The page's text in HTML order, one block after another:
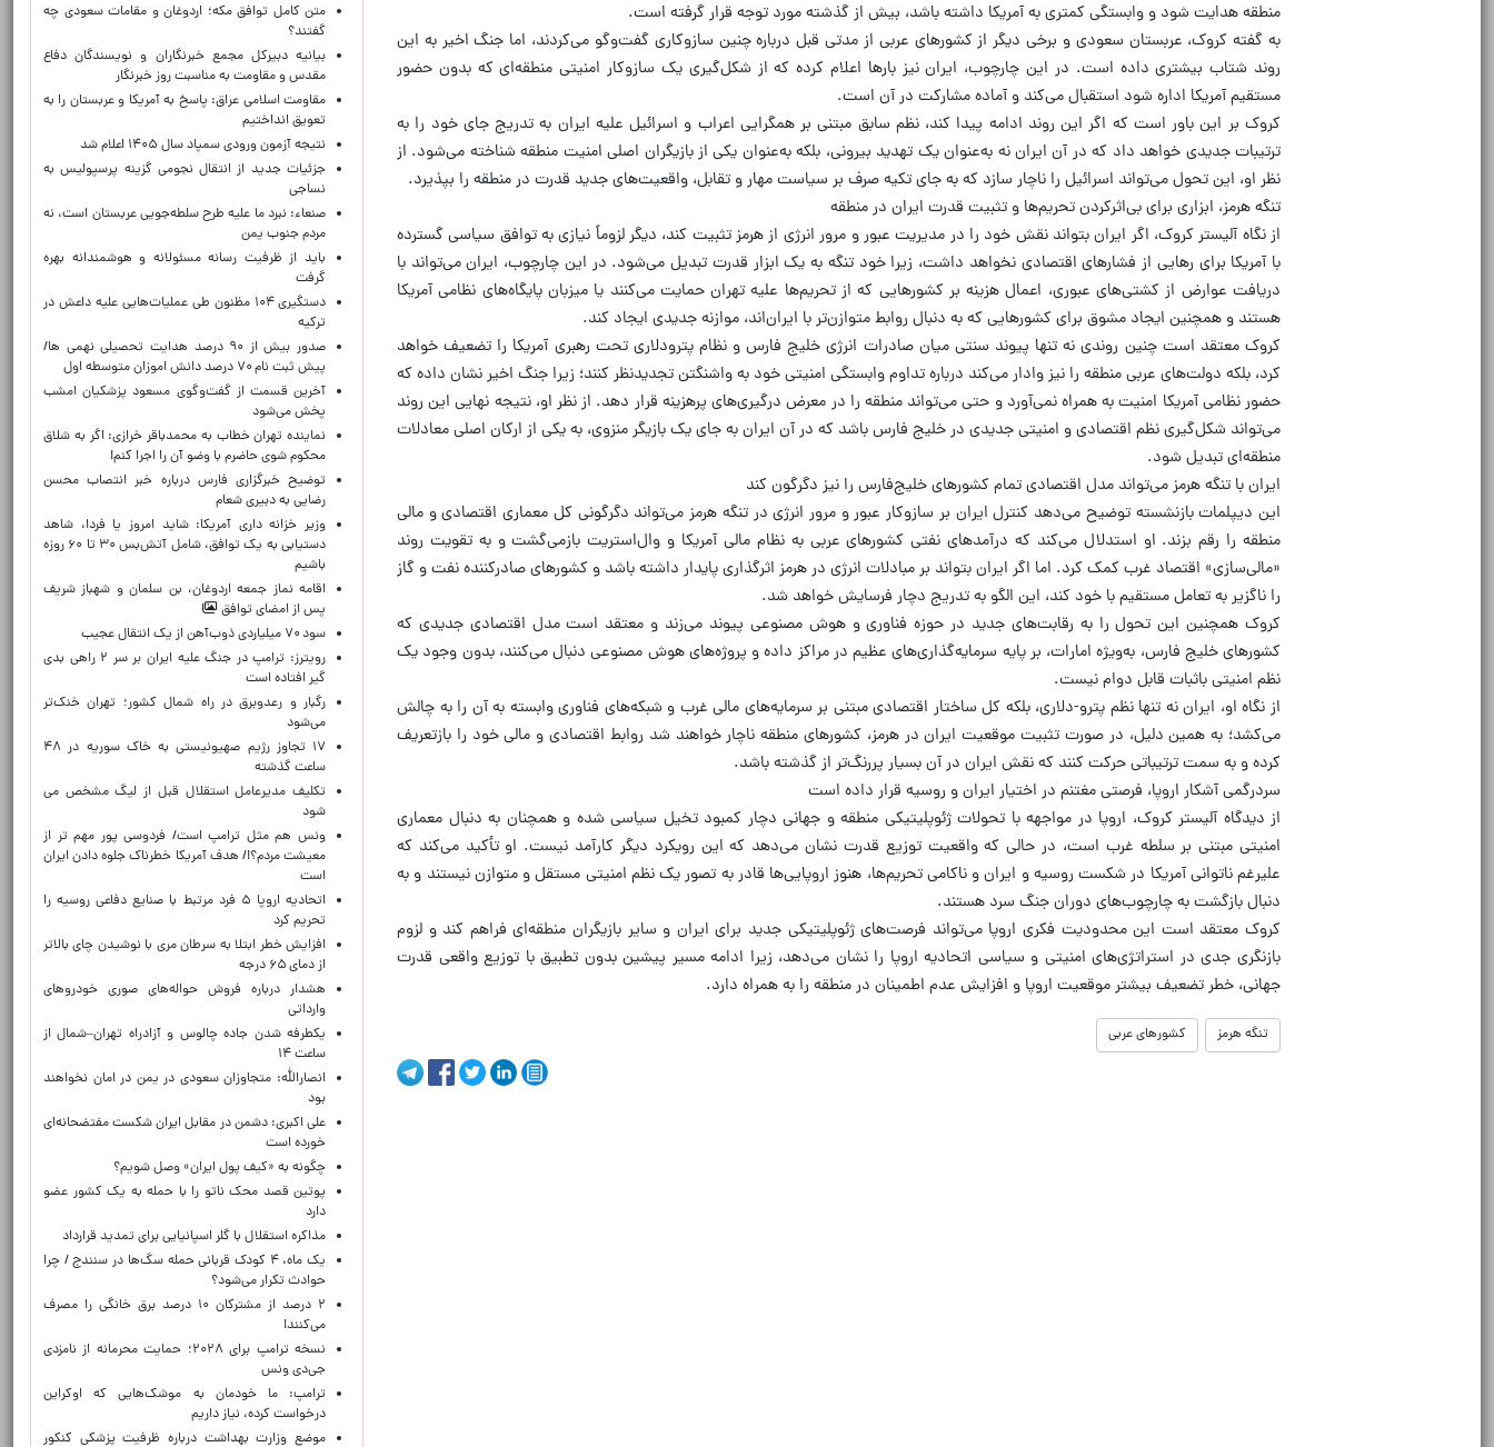
منطقه هدایت شود و وابستگی کمتری به آمریکا داشته باشد، بیش از گذشته مورد توجه قرار گرفته است.
به گفته کروک، عربستان سعودی و برخی دیگر از کشورهای عربی از مدتی قبل درباره چنین سازوکاری گفت‌وگو می‌کردند، اما جنگ اخیر به این
روند شتاب بیشتری داده است. در این چارچوب، ایران نیز بارها اعلام کرده که از شکل‌گیری یک سازوکار امنیتی منطقه‌ای که بدون حضور
مستقیم آمریکا اداره شود استقبال می‌کند و آماده مشارکت در آن است.
کروک بر این باور است که اگر این روند ادامه پیدا کند، نظم سابق مبتنی بر همگرایی اعراب و اسرائیل علیه ایران به تدریج جای خود را به
ترتیبات جدیدی خواهد داد که در آن ایران نه به‌عنوان یک تهدید بیرونی، بلکه به‌عنوان یکی از بازیگران اصلی امنیت منطقه شناخته می‌شود. از
نظر او، این تحول می‌تواند اسرائیل را ناچار سازد که به جای تکیه صرف بر سیاست مهار و تقابل، واقعیت‌های جدید قدرت در منطقه را بپذیرد.
تنگه هرمز، ابزاری برای بی‌اثرکردن تحریم‌ها و تثبیت قدرت ایران در منطقه
از نگاه آلیستر کروک، اگر ایران بتواند نقش خود را در مدیریت عبور و مرور انرژی از هرمز تثبیت کند، دیگر لزوماً نیازی به توافق سیاسی گسترده
با آمریکا برای رهایی از فشارهای اقتصادی نخواهد داشت، زیرا خود تنگه به یک ابزار قدرت تبدیل می‌شود. در این چارچوب، ایران می‌تواند با
دریافت عوارض از کشتی‌های عبوری، اعمال هزینه بر کشورهایی که از تحریم‌ها علیه تهران حمایت می‌کنند یا میزبان پایگاه‌های نظامی آمریکا
هستند و همچنین ایجاد مشوق برای کشورهایی که به دنبال روابط متوازن‌تر با ایران‌اند، موازنه جدیدی ایجاد کند.
کروک معتقد است چنین روندی نه تنها پیوند سنتی میان صادرات انرژی خلیج فارس و نظام پترودلاری تحت رهبری آمریکا را تضعیف خواهد
کرد، بلکه دولت‌های عربی منطقه را نیز وادار می‌کند درباره تداوم وابستگی امنیتی خود به واشنگتن تجدیدنظر کنند؛ زیرا جنگ اخیر نشان داده که
حضور نظامی آمریکا امنیت به همراه نمی‌آورد و حتی می‌تواند منطقه را در معرض درگیری‌های پرهزینه قرار دهد. از نظر او، نتیجه نهایی این روند
می‌تواند شکل‌گیری نظم اقتصادی و امنیتی جدیدی در خلیج فارس باشد که در آن ایران به جای یک بازیگر منزوی، به یکی از ارکان اصلی معادلات
منطقه‌ای تبدیل شود.
ایران با تنگه هرمز می‌تواند مدل اقتصادی تمام کشورهای خلیج‌فارس را نیز دگرگون کند
این دیپلمات بازنشسته توضیح می‌دهد کنترل ایران بر سازوکار عبور و مرور انرژی در تنگه هرمز می‌تواند دگرگونی کل معماری اقتصادی و مالی
منطقه را رقم بزند. او استدلال می‌کند که درآمدهای نفتی کشورهای عربی به نظام مالی آمریکا و وال‌استریت بازمی‌گشت و به تقویت روند
«مالی‌سازی» اقتصاد غرب کمک کرد. اما اگر ایران بتواند بر مبادلات انرژی در هرمز اثرگذاری پایدار داشته باشد و کشورهای صادرکننده نفت و گاز
را ناگزیر به تعامل مستقیم با خود کند، این الگو به تدریج دچار فرسایش خواهد شد.
کروک همچنین این تحول را به رقابت‌های جدید در حوزه فناوری و هوش مصنوعی پیوند می‌زند و معتقد است مدل اقتصادی جدیدی که
کشورهای خلیج فارس، به‌ویژه امارات، بر پایه سرمایه‌گذاری‌های عظیم در مراکز داده و پروژه‌های هوش مصنوعی دنبال می‌کنند، بدون وجود یک
نظم امنیتی باثبات قابل دوام نیست.
از نگاه او، ایران نه تنها نظم پترو-دلاری، بلکه کل ساختار اقتصادی مبتنی بر سرمایه‌های مالی غرب و شبکه‌های فناوری وابسته به آن را به چالش
می‌کشد؛ به همین دلیل، در صورت تثبیت موقعیت ایران در هرمز، کشورهای منطقه ناچار خواهند شد روابط اقتصادی و مالی خود را بازتعریف
کرده و به سمت ترتیباتی حرکت کنند که نقش ایران در آن بسیار پررنگ‌تر از گذشته باشد.
سردرگمی آشکار اروپا، فرصتی مغتنم در اختیار ایران و روسیه قرار داده است
از دیدگاه آلیستر کروک، اروپا در مواجهه با تحولات ژئوپلیتیکی منطقه و جهانی دچار کمبود تخیل سیاسی شده و همچنان به دنبال معماری
امنیتی مبتنی بر سلطه غرب است، در حالی که واقعیت توزیع قدرت نشان می‌دهد که این رویکرد دیگر کارآمد نیست. او تأکید می‌کند که
علیرغم ناتوانی آمریکا در شکست روسیه و ایران و ناکامی تحریم‌ها، هنوز اروپایی‌ها قادر به تصور یک نظم امنیتی مستقل و متوازن نیستند و به
دنبال بازگشت به چارچوب‌های دوران جنگ سرد هستند.
کروک معتقد است این محدودیت فکری اروپا می‌تواند فرصت‌های ژئوپلیتیکی جدید برای ایران و سایر بازیگران منطقه‌ای فراهم کند و لزوم
بازنگری جدی در استراتژی‌های امنیتی و سیاسی اتحادیه اروپا را نشان می‌دهد، زیرا ادامه مسیر پیشین بدون تطبیق با توزیع واقعی قدرت
جهانی، خطر تضعیف بیشتر موقعیت اروپا و افزایش عدم اطمینان در منطقه را به همراه دارد.
تنگه هرمز کشورهای عربی
متن کامل توافق مکه؛ اردوغان و مقامات سعودی چه
گفتند؟
بیانیه دبیرکل مجمع خبرنگاران و نویسندگان دفاع
مقدس و مقاومت به مناسبت روز خبرنگار
مقاومت اسلامی عراق: پاسخ به آمریکا و عربستان را به
تعویق انداختیم
نتیجه آزمون ورودی سمپاد سال ۱۴۰۵ اعلام شد
جزئیات جدید از انتقال نجومی گزینه پرسپولیس به
نساجی
صنعاء: نبرد ما علیه طرح سلطه‌جویی عربستان است، نه
مردم جنوب یمن
باید از ظرفیت رسانه مسئولانه و هوشمندانه بهره
گرفت
دستگیری ۱۰۴ مظنون طی عملیات‌هایی علیه داعش در
ترکیه
صدور بیش از ۹۰ درصد هدایت تحصیلی نهمی ها/
پیش ثبت نام ۷۰ درصد دانش اموزان متوسطه اول
آخرین قسمت از گفت‌وگوی مسعود پزشکیان امشب
پخش می‌شود
نماینده تهران خطاب به محمدباقر خرازی: اگر به شلاق
محکوم شوی حاضرم با وضو آن را اجرا کنم!
توضیح خبرگزاری فارس درباره خبر انتصاب محسن
رضایی به دبیری شعام
وزیر خزانه داری آمریکا: شاید امروز یا فردا، شاهد
دستیابی به یک توافق، شامل آتش‌بس ۳۰ تا ۶۰ روزه
باشیم
اقامه نماز جمعه اردوغان، بن ‌سلمان و شهباز شریف
پس از امضای توافق
سود ۷۰ میلیاردی ذوب‌آهن از یک انتقال عجیب
رویترز: ترامپ در جنگ علیه ایران بر سر ۲ راهی بدی
گیر افتاده است
رگبار و رعدوبرق در راه شمال کشور؛ تهران خنک‌تر
می‌شود
۱۷ تجاوز رژیم صهیونیستی به خاک سوریه در ۴۸
ساعت گذشته
تکلیف مدیرعامل استقلال قبل از لیگ مشخص می
شود
ونس هم مثل ترامپ است/ فردوسی پور مهم تر از
معیشت مردم؟!/ هدف آمریکا خطرناک جلوه دادن ایران
است
اتحادیه اروپا ۵ فرد مرتبط با صنایع دفاعی روسیه را
تحریم کرد
افزایش خطر ابتلا به سرطان مری با نوشیدن چای بالاتر
از دمای ۶۵ درجه
هشدار درباره فروش حواله‌های صوری خودروهای
وارداتی
یکطرفه شدن جاده چالوس و آزادراه تهران–شمال از
ساعت ۱۴
انصارالله: متجاوزان سعودی در یمن در امان نخواهند
بود
علی اکبری: دشمن در مقابل ایران شکست مفتضحانه‌ای
خورده است
چگونه به «کیف پول ایران» وصل شویم؟
پوتین قصد محک ناتو را با حمله به یک کشور عضو
دارد
مذاکره استقلال با گلر اسپانیایی برای تمدید قرارداد
یک ماه، ۴ کودک قربانی حمله سگ‌ها در سنندج / چرا
حوادث تکرار می‌شود؟
۲ درصد از مشترکان ۱۰ درصد برق خانگی را مصرف
می‌کنند!
نسخه ترامپ برای ۲۰۲۸؛ حمایت محرمانه از نامزدی
جی‌دی ونس
ترامپ: ما خودمان به موشک‌هایی که اوکراین
درخواست کرده، نیاز داریم
موضع وزارت بهداشت درباره ظرفیت پزشکی کنکور